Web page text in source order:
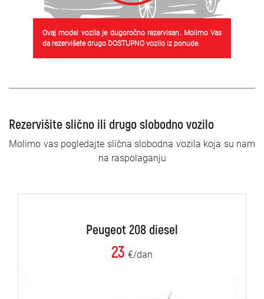
Ovaj model vozila je dugoročno rezervisan. Molimo Vas
da rezervišete drugo DOSTUPNO vozilo iz ponude.
Rezervišite slično ili drugo slobodno vozilo
Molimo vas pogledajte slična slobodna vozila koja su nam
na raspolaganju
Peugeot 208 diesel
23 €/dan